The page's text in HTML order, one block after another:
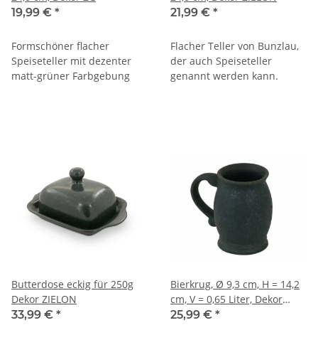
19,99 € *
Formschöner flacher
Speiseteller mit dezenter
matt-grüner Farbgebung
21,99 € *
Flacher Teller von Bunzlau,
der auch Speiseteller
genannt werden kann.
Butterdose eckig für 250g
Dekor ZIELON
33,99 € *
Bierkrug, Ø 9,3 cm, H = 14,2
cm, V = 0,65 Liter, Dekor
ZIELON
25,99 € *